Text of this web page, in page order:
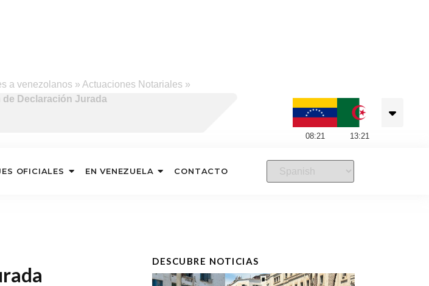
a venezolanos »Actuaciones Notariales »
de Declaración Jurada
08:21 13:21
OFICIALES EN VENEZUELA CONTACTO
DESCUBRE NOTICIAS